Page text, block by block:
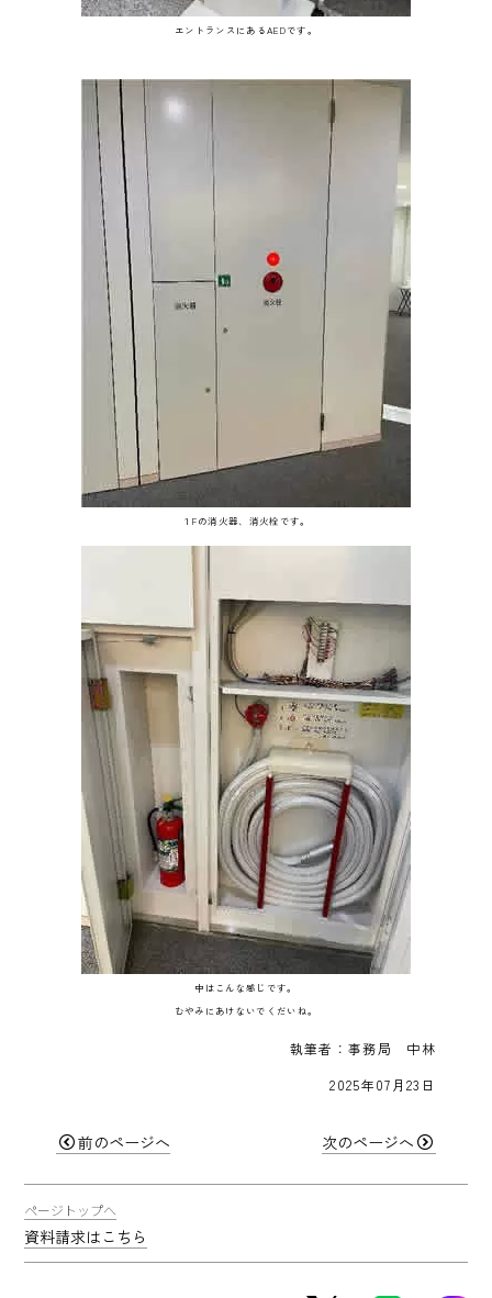
エントランスにあるAEDです。
１Fの消火器、消火栓です。
中はこんな感じです。
むやみにあけないでくだいね。
執筆者：事務局 中林
2025年07月23日
前のページへ 次のページへ
ページトップへ
資料請求はこちら